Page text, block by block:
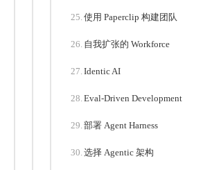
使用 Paperclip 构建团队
自我扩张的 Workforce
Identic AI
Eval-Driven Development
部署 Agent Harness
选择 Agentic 架构